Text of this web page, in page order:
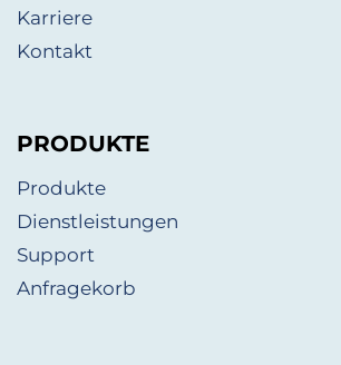
Karriere
Kontakt
PRODUKTE
Produkte
Dienstleistungen
Support
Anfragekorb